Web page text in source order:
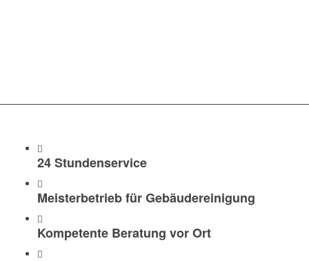
24 Stundenservice
Meisterbetrieb für Gebäudereinigung
Kompetente Beratung vor Ort